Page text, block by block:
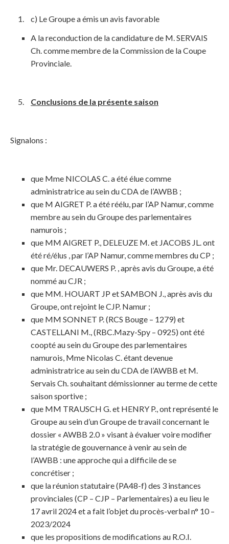
c) Le Groupe a émis un avis favorable
A la reconduction de la candidature de M. SERVAIS
Ch. comme membre de la Commission de la Coupe
Provinciale.
Conclusions de la présente saison
Signalons :
que Mme NICOLAS C. a été élue comme
administratrice au sein du CDA de l’AWBB ;
que M AIGRET P. a été réélu, par l’AP Namur, comme
membre au sein du Groupe des parlementaires
namurois ;
que MM AIGRET P., DELEUZE M. et JACOBS JL. ont
été ré/élus , par l’AP Namur, comme membres du CP ;
que Mr. DECAUWERS P. , après avis du Groupe, a été
nommé au CJR ;
que MM. HOUART JP et SAMBON J., après avis du
Groupe, ont rejoint le CJP. Namur ;
que MM SONNET P. (RCS Bouge – 1279) et
CASTELLANI M., (RBC.Mazy-Spy – 0925) ont été
coopté au sein du Groupe des parlementaires
namurois, Mme Nicolas C. étant devenue
administratrice au sein du CDA de l’AWBB et M.
Servais Ch. souhaitant démissionner au terme de cette
saison sportive ;
que MM TRAUSCH G. et HENRY P., ont représenté le
Groupe au sein d’un Groupe de travail concernant le
dossier « AWBB 2.0 » visant à évaluer voire modifier
la stratégie de gouvernance à venir au sein de
l’AWBB : une approche qui a difficile de se
concrétiser ;
que la réunion statutaire (PA48-f) des 3 instances
provinciales (CP – CJP – Parlementaires) a eu lieu le
17 avril 2024 et a fait l’objet du procès-verbal n° 10 –
2023/2024
que les propositions de modifications au R.O.I.